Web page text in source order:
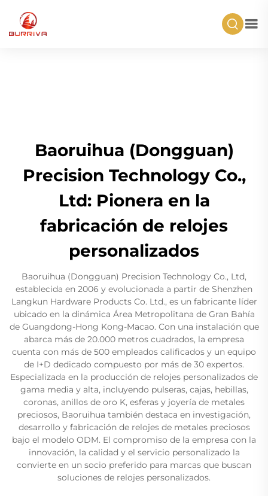
Baoruihua (Dongguan)
Precision Technology Co.,
Ltd: Pionera en la
fabricación de relojes
personalizados
Baoruihua (Dongguan) Precision Technology Co., Ltd,
establecida en 2006 y evolucionada a partir de Shenzhen
Langkun Hardware Products Co. Ltd., es un fabricante líder
ubicado en la dinámica Área Metropolitana de Gran Bahía
de Guangdong-Hong Kong-Macao. Con una instalación que
abarca más de 20.000 metros cuadrados, la empresa
cuenta con más de 500 empleados calificados y un equipo
de I+D dedicado compuesto por más de 30 expertos.
Especializada en la producción de relojes personalizados de
gama media y alta, incluyendo pulseras, cajas, hebillas,
coronas, anillos de oro K, esferas y joyería de metales
preciosos, Baoruihua también destaca en investigación,
desarrollo y fabricación de relojes de metales preciosos
bajo el modelo ODM. El compromiso de la empresa con la
innovación, la calidad y el servicio personalizado la
convierte en un socio preferido para marcas que buscan
soluciones de relojes personalizados.